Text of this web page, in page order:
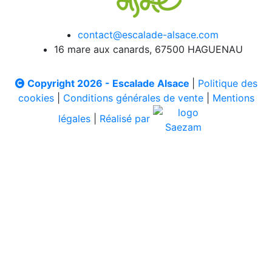
contact@escalade-alsace.com
16 mare aux canards, 67500 HAGUENAU
Copyright 2026 - Escalade Alsace
Politique des
cookies| Conditions générales de vente| Mentions
légales
Réalisé par